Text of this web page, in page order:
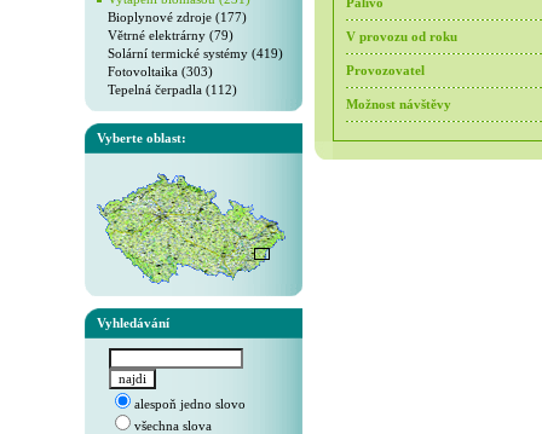
Bioplynové zdroje (177)
Větrné elektrárny (79)
Solární termické systémy (419)
Fotovoltaika (303)
Tepelná čerpadla (112)
Vyberte oblast:
Vyhledávání
alespoň jedno slovo
všechna slova
Palivo
V provozu od roku
Provozovatel
Možnost návštěvy